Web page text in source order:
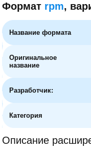
Формат rpm,
Название формата
Оригинальное
название
Разработчик:
Категория
Описание